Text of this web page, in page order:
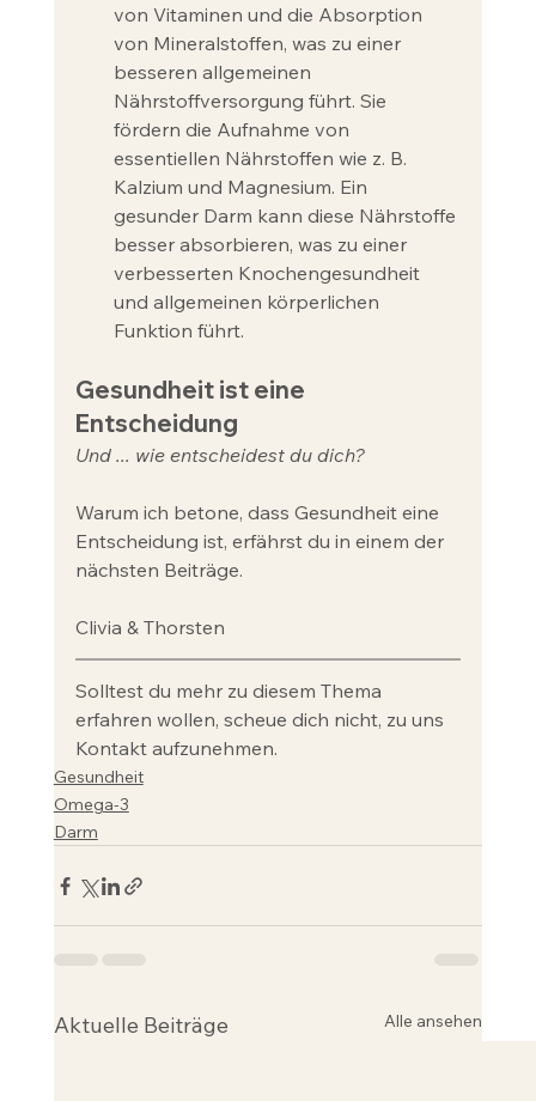
von Vitaminen und die Absorption
von Mineralstoffen, was zu einer
besseren allgemeinen
Nährstoffversorgung führt. Sie
fördern die Aufnahme von
essentiellen Nährstoffen wie z. B.
Kalzium und Magnesium. Ein
gesunder Darm kann diese Nährstoffe
besser absorbieren, was zu einer
verbesserten Knochengesundheit
und allgemeinen körperlichen
Funktion führt.
Gesundheit ist eine
Entscheidung
Und ... wie entscheidest du dich?
Warum ich betone, dass Gesundheit eine
Entscheidung ist, erfährst du in einem der
nächsten Beiträge.
Clivia & Thorsten
Solltest du mehr zu diesem Thema
erfahren wollen, scheue dich nicht, zu uns
Kontakt aufzunehmen.
Gesundheit
Omega-3
Darm
Aktuelle Beiträge Alle ansehen